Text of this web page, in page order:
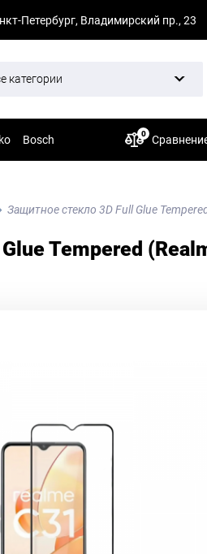
Петербург, Владимирский пр., 23
категории
Bosch 0
Защитное стекло 3D Full Glue
Tempered